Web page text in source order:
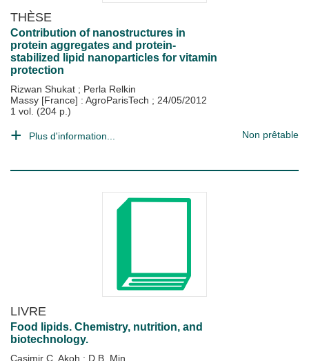
THÈSE
Contribution of nanostructures in
protein aggregates and protein-
stabilized lipid nanoparticles for vitamin
protection
Rizwan Shukat ; Perla Relkin
Massy [France] : AgroParisTech ; 24/05/2012
1 vol. (204 p.)
Plus d'information... Non prêtable
LIVRE
Food lipids. Chemistry, nutrition, and
biotechnology.
Casimir C. Akoh ; D.B. Min